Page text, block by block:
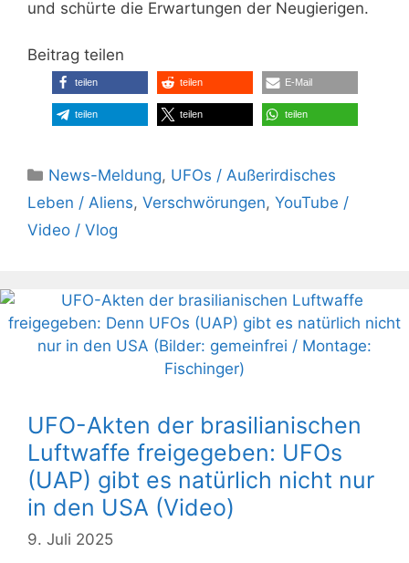
und schürte die Erwartungen der Neugierigen.
Beitrag teilen
teilen teilen E-Mail
teilen teilen teilen
Kategorien
News-Meldung, UFOs / Außerirdisches
Leben / Aliens, Verschwörungen, YouTube /
Video / Vlog
UFO-Akten der brasilianischen
Luftwaffe freigegeben: UFOs
(UAP) gibt es natürlich nicht nur
in den USA (Video)
9. Juli 2025